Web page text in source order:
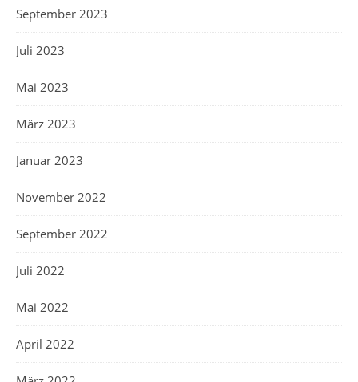
September 2023
Juli 2023
Mai 2023
März 2023
Januar 2023
November 2022
September 2022
Juli 2022
Mai 2022
April 2022